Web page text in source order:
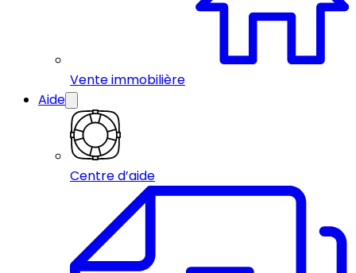
Vente immobilière
Aide
Centre d’aide